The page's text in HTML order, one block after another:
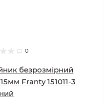
0
безрозмірний
Franty 151011-3